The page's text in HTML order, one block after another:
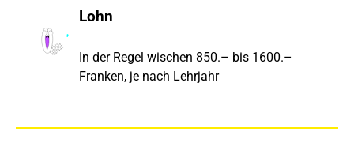
Lohn
In der Regel wischen 850.– bis 1600.–
Franken, je nach Lehrjahr